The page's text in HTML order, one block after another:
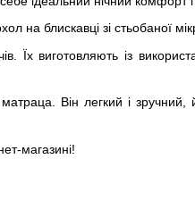
на блискавці зі стьобаної
виготовляють із
Він легкий і зручний,
магазині!